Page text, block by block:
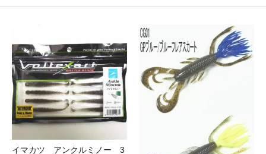
イマカツ アンクルミノー 3